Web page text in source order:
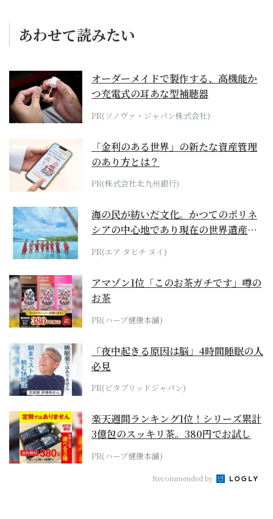
あわせて読みたい
オーダーメイドで製作する、高機能か
つ充電式の耳あな型補聴器
PR(ソノヴァ・ジャパン株式会社)
「金利のある世界」の新たな資産管理
のあり方とは？
PR(株式会社北九州銀行)
海の民が紡いだ文化。かつてのポリネ
シアの中心地であり現在の世界遺産か
らみえてくる...
PR(エア タヒチ ヌイ)
アマゾン1位「このお茶ガチです」噂の
お茶
PR(ハーブ健康本舗)
「夜中起きる原因は脳」4時間睡眠の人
必見
PR(ビタブリッドジャパン)
楽天週間ランキング1位！シリーズ累計
3億包のスッキリ茶。380円でお試し
PR(ハーブ健康本舗)
Recommended by